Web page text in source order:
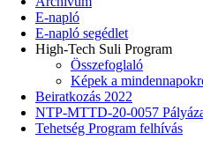
E-napló
E-napló segédlet
High-Tech Suli Program
Összefoglaló
Képek a
Beiratkozás 2022
NTP-MTTD-20-0057
Tehetség Program felhívás